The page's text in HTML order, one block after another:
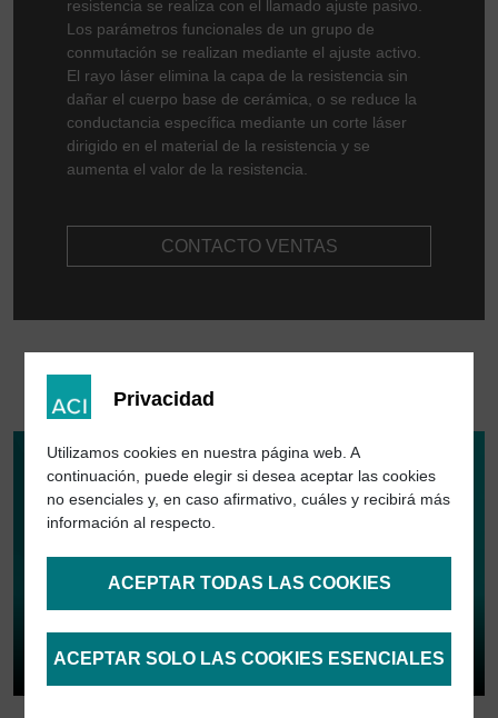
resistencia se realiza con el llamado ajuste pasivo.
Los parámetros funcionales de un grupo de
conmutación se realizan mediante el ajuste activo.
El rayo láser elimina la capa de la resistencia sin
dañar el cuerpo base de cerámica, o se reduce la
conductancia específica mediante un corte láser
dirigido en el material de la resistencia y se
aumenta el valor de la resistencia.
CONTACTO VENTAS
Privacidad
Utilizamos cookies en nuestra página web. A
continuación, puede elegir si desea aceptar las cookies
no esenciales y, en caso afirmativo, cuáles y recibirá más
información al respecto.
ACEPTAR TODAS LAS COOKIES
ACEPTAR SOLO LAS COOKIES ESENCIALES